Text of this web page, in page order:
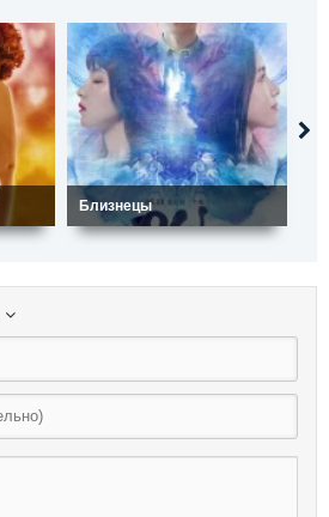
Близнецы